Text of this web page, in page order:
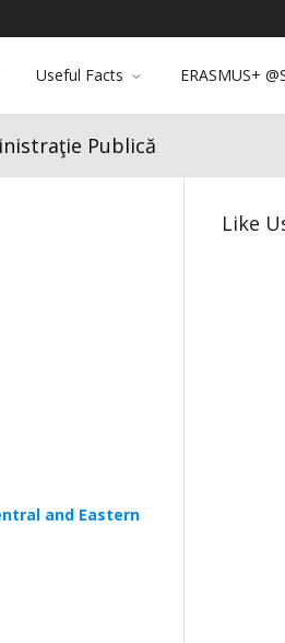
Useful Facts ERASMUS+
Publică
and Eastern
Like